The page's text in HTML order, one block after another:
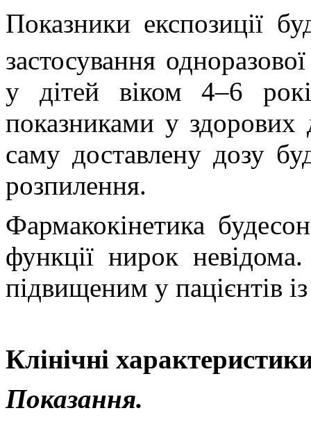
Показники експозиції
застосування
у дітей віком 4–6
показниками у здорових
саму доставлену дозу
розпилення.
Фармакокінетика
функції нирок
підвищеним у пацієнтів
Клінічні
Показання.